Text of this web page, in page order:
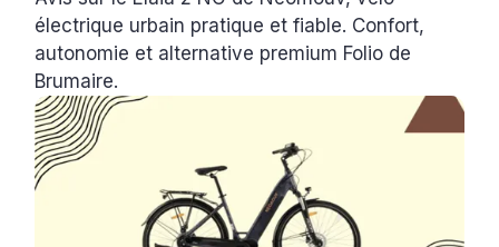
électrique urbain pratique et fiable. Confort,
autonomie et alternative premium Folio de
Brumaire.